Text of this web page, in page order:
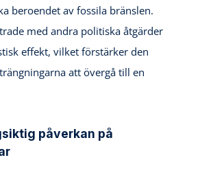
beroendet av fossila bränslen.
med andra politiska åtgärder
effekt, vilket förstärker den
att övergå till en
påverkan på